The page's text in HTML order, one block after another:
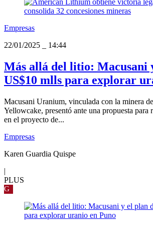
Empresas
22/01/2025
14:44
Más allá del litio: Macusani
US$10 mlls para explorar
Macusani Uranium, vinculada con la minera
Yellowcake, presentó ante una propuesta para
en el proyecto de...
Empresas
Karen Guardia Quispe
|
PLUS
G